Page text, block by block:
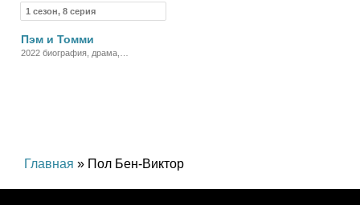
1 сезон, 8 серия
Пэм и Томми
2022 биография, драма,
Главная » Пол Бен-Виктор